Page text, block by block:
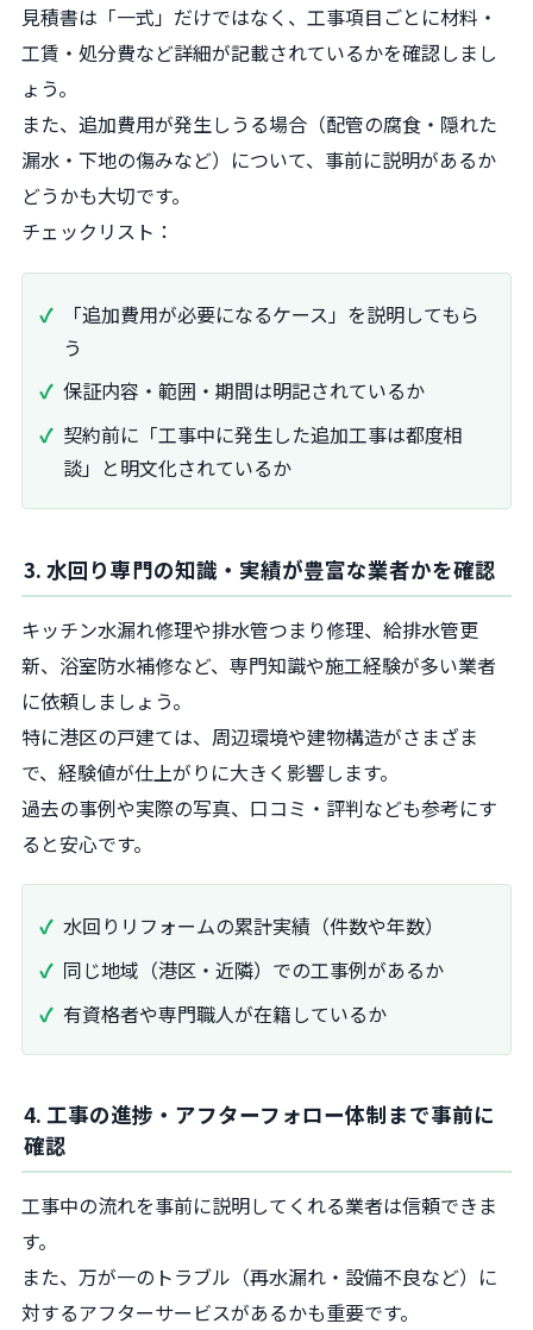
見積書は「一式」だけではなく、工事項目ごとに材料・
工賃・処分費など詳細が記載されているかを確認しまし
ょう。
また、追加費用が発生しうる場合（配管の腐食・隠れた
漏水・下地の傷みなど）について、事前に説明があるか
どうかも大切です。
チェックリスト：
「追加費用が必要になるケース」を説明してもら
う
保証内容・範囲・期間は明記されているか
契約前に「工事中に発生した追加工事は都度相
談」と明文化されているか
3. 水回り専門の知識・実績が豊富な業者かを確認
キッチン水漏れ修理や排水管つまり修理、給排水管更
新、浴室防水補修など、専門知識や施工経験が多い業者
に依頼しましょう。
特に港区の戸建ては、周辺環境や建物構造がさまざま
で、経験値が仕上がりに大きく影響します。
過去の事例や実際の写真、口コミ・評判なども参考にす
ると安心です。
水回りリフォームの累計実績（件数や年数）
同じ地域（港区・近隣）での工事例があるか
有資格者や専門職人が在籍しているか
4. 工事の進捗・アフターフォロー体制まで事前に
確認
工事中の流れを事前に説明してくれる業者は信頼できま
す。
また、万が一のトラブル（再水漏れ・設備不良など）に
対するアフターサービスがあるかも重要です。